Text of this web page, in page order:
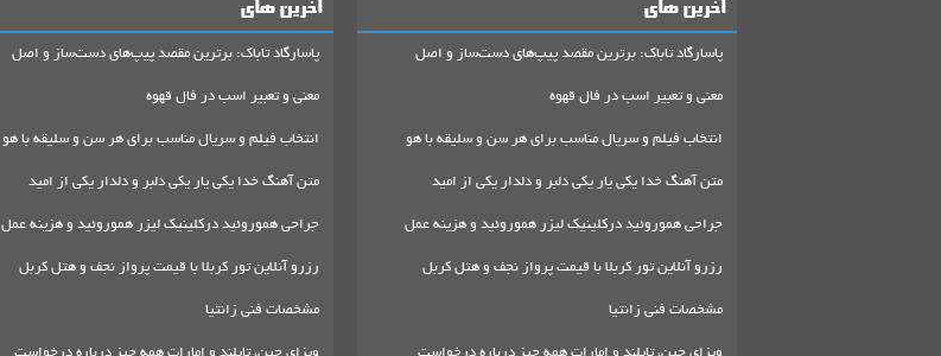
آخرین های
پاسارگاد تاباک: برترین مقصد پیپ‌های دست‌ساز و اصل
معنی و تعبیر اسب در فال قهوه
انتخاب فیلم و سریال مناسب برای هر سن و سلیقه با هو
متن آهنگ خدا یکی یار یکی دلبر و دلدار یکی از امید
جراحی هموروئید درکلینیک لیزر هموروئید و هزینه عمل
رزرو آنلاین تور کربلا با قیمت پرواز نجف و هتل کربل
مشخصات فنی زانتیا
آخرین های
پاسارگاد تاباک: برترین مقصد پیپ‌های دست‌ساز و اصل
معنی و تعبیر اسب در فال قهوه
انتخاب فیلم و سریال مناسب برای هر سن و سلیقه با هو
متن آهنگ خدا یکی یار یکی دلبر و دلدار یکی از امید
جراحی هموروئید درکلینیک لیزر هموروئید و هزینه عمل
رزرو آنلاین تور کربلا با قیمت پرواز نجف و هتل کربل
مشخصات فنی زانتیا